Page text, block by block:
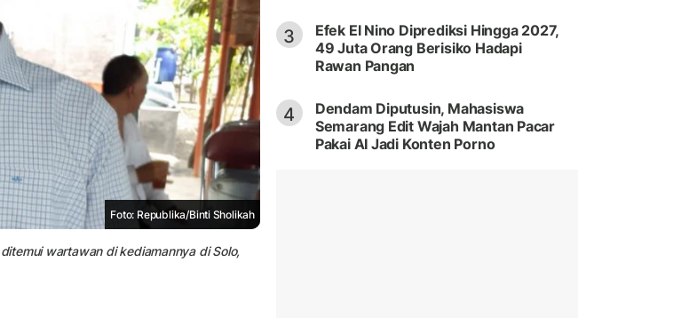
Foto: Republika/Binti Sholikah
wartawan di kediamannya di Solo,
3
Efek El Nino Diprediksi Hingga 2027,
49 Juta Orang Berisiko Hadapi
Rawan Pangan
4
Dendam Diputusin, Mahasiswa
Semarang Edit Wajah Mantan Pacar
Pakai AI Jadi Konten Porno